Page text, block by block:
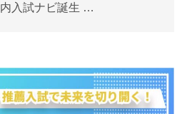
入試ナビ誕生 …